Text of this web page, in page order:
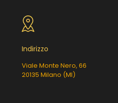
Indirizzo
Viale Monte Nero, 66
20135 Milano (MI)